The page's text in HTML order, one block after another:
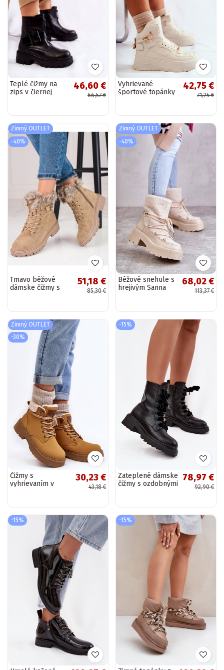
Teplé čižmy na
zips v čiernej
46,60 €
66,57 €
Vyhrievané
športové topánky
42,75 €
71,25 €
Zimný OUTLET
-40%
Tmavo béžové
dámske čižmy s
51,18 €
85,30 €
Zimný OUTLET
-40%
Béžové snehule s
hrejivým Sanna
68,02 €
113,37 €
Zimný OUTLET
-30%
Čižmy s
vyhrievaním v
30,23 €
43,18 €
-15%
Zateplené dámske
čižmy s ozdobnými
78,97 €
92,90 €
-15% -15%